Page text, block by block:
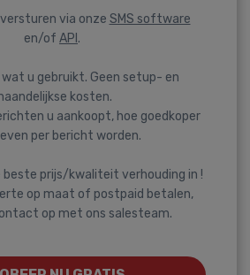
via onze SMS software
en/of API .
u gebruikt. Geen setup- en
kosten.
u aankoopt, hoe goedkoper
per bericht worden.
beste prijs/kwaliteit verhouding in !
op maat of postpaid betalen,
op met ons salesteam.